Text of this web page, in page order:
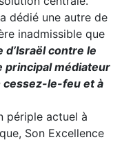
dédié une autre de
inadmissible que
d’Israël contre le
principal médiateur
cessez-le-feu et à
périple actuel à
Son Excellence